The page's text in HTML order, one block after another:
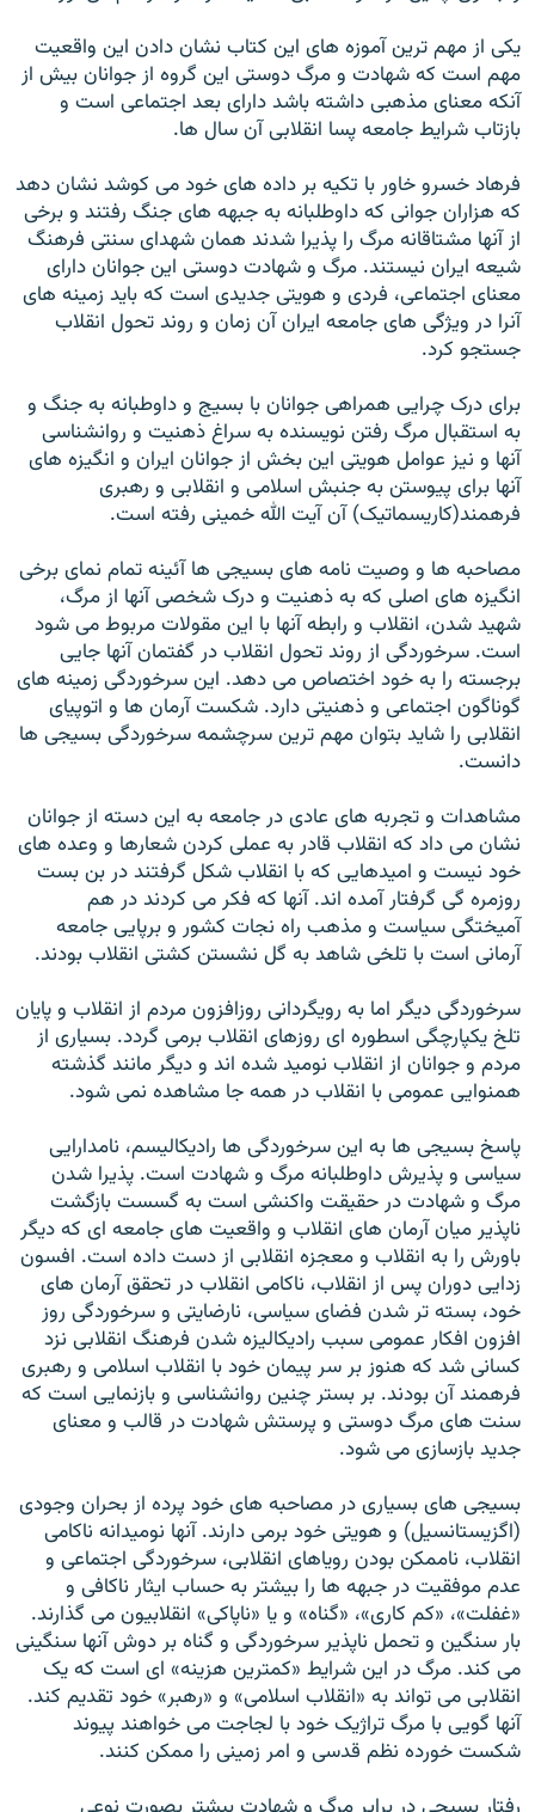
يکی از مهم ترين آموزه های اين کتاب نشان دادن اين واقعيت
مهم است که شهادت و مرگ دوستی اين گروه از جوانان بيش از
آنکه معنای مذهبی داشته باشد دارای بعد اجتماعی است و
بازتاب شرايط جامعه پسا انقلابی آن سال ها.
فرهاد خسرو خاور با تکيه بر داده های خود می کوشد نشان دهد
که هزاران جوانی که داوطلبانه به جبهه های جنگ رفتند و برخی
از آنها مشتاقانه مرگ را پذيرا شدند همان شهدای سنتی فرهنگ
شيعه ايران نيستند. مرگ و شهادت دوستی اين جوانان دارای
معنای اجتماعی، فردی و هويتی جديدی است که بايد زمينه های
آنرا در ويژگی های جامعه ايران آن زمان و روند تحول انقلاب
جستجو کرد.
برای درک چرايی همراهی جوانان با بسيج و داوطبانه به جنگ و
به استقبال مرگ رفتن نويسنده به سراغ ذهنيت و روانشناسی
آنها و نيز عوامل هويتی اين بخش از جوانان ايران و انگيزه های
آنها برای پيوستن به جنبش اسلامی و انقلابی و رهبری
فرهمند(کاريسماتيک) آن آيت الله خمينی رفته است.
مصاحبه ها و وصيت نامه های بسيجی ها آئينه تمام نمای برخی
انگيزه های اصلی که به ذهنيت و درک شخصی آنها از مرگ،
شهيد شدن، انقلاب و رابطه آنها با اين مقولات مربوط می شود
است. سرخوردگی از روند تحول انقلاب در گفتمان آنها جايی
برجسته را به خود اختصاص می دهد. اين سرخوردگی زمينه های
گوناگون اجتماعی و ذهنيتی دارد. شکست آرمان ها و اتوپيای
انقلابی را شايد بتوان مهم ترين سرچشمه سرخوردگی بسيجی ها
دانست.
مشاهدات و تجربه های عادی در جامعه به اين دسته از جوانان
نشان می داد که انقلاب قادر به عملی کردن شعارها و وعده های
خود نيست و اميدهايی که با انقلاب شکل گرفتند در بن بست
روزمره گی گرفتار آمده اند. آنها که فکر می کردند در هم
آميختگی سياست و مذهب راه نجات کشور و برپايی جامعه
آرمانی است با تلخی شاهد به گل نشستن کشتی انقلاب بودند.
سرخوردگی ديگر اما به رويگردانی روزافزون مردم از انقلاب و پايان
تلخ يکپارچگی اسطوره ای روزهای انقلاب برمی گردد. بسياری از
مردم و جوانان از انقلاب نوميد شده اند و ديگر مانند گذشته
همنوايی عمومی با انقلاب در همه جا مشاهده نمی شود.
پاسخ بسيجی ها به اين سرخوردگی ها راديکاليسم، نامدارايی
سياسی و پذيرش داوطلبانه مرگ و شهادت است. پذيرا شدن
مرگ و شهادت در حقيقت واکنشی است به گسست بازگشت
ناپذير ميان آرمان های انقلاب و واقعيت های جامعه ای که ديگر
باورش را به انقلاب و معجزه انقلابی از دست داده است. افسون
زدايی دوران پس از انقلاب، ناکامی انقلاب در تحقق آرمان های
خود، بسته تر شدن فضای سياسی، نارضايتی و سرخوردگی روز
افزون افکار عمومی سبب راديکاليزه شدن فرهنگ انقلابی نزد
کسانی شد که هنوز بر سر پيمان خود با انقلاب اسلامی و رهبری
فرهمند آن بودند. بر بستر چنين روانشناسی و بازنمايی است که
سنت های مرگ دوستی و پرستش شهادت در قالب و معنای
جديد بازسازی می شود.
بسيجی های بسياری در مصاحبه های خود پرده از بحران وجودی
(اگزيستانسيل) و هويتی خود برمی دارند. آنها نوميدانه ناکامی
انقلاب، ناممکن بودن روياهای انقلابی، سرخوردگی اجتماعی و
عدم موفقيت در جبهه ها را بيشتر به حساب ايثار ناکافی و
«غفلت»، «کم کاری»، «گناه» و يا «ناپاکی» انقلابيون می گذارند.
بار سنگين و تحمل ناپذير سرخوردگی و گناه بر دوش آنها سنگينی
می کند. مرگ در اين شرايط «کمترين هزينه» ای است که يک
انقلابی می تواند به «انقلاب اسلامی» و «رهبر» خود تقديم کند.
آنها گويی با مرگ تراژيک خود با لجاجت می خواهند پيوند
شکست خورده نظم قدسی و امر زمينی را ممکن کنند.